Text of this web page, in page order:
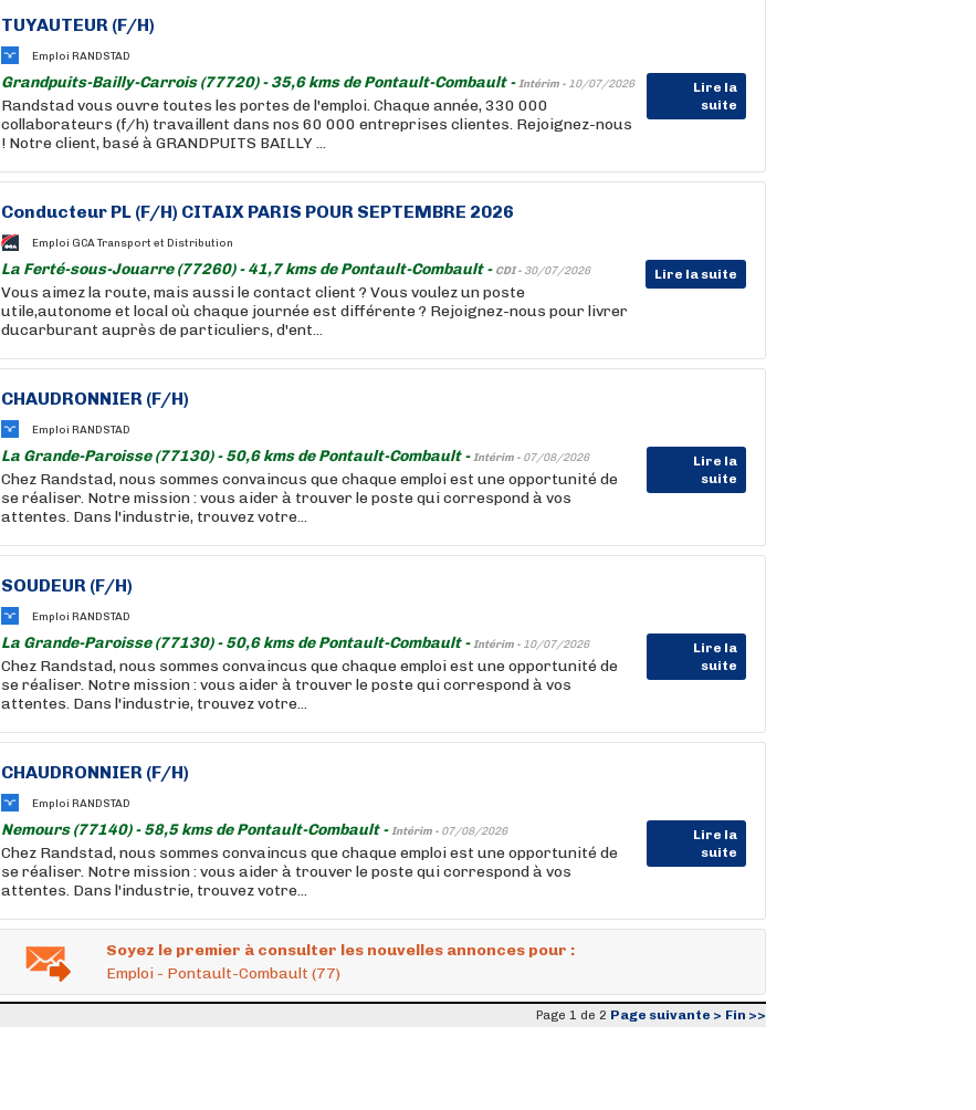
TUYAUTEUR (F/H)
Emploi RANDSTAD
Grandpuits-Bailly-Carrois (77720) - 35,6 kms de Pontault-Combault -Intérim - 10/07/2026
Lire la
suite
Randstad vous ouvre toutes les portes de l'emploi. Chaque année, 330 000
collaborateurs (f/h) travaillent dans nos 60 000 entreprises clientes. Rejoignez-nous
! Notre client, basé à GRANDPUITS BAILLY ...
Conducteur PL (F/H) CITAIX PARIS POUR SEPTEMBRE 2026
Emploi GCA Transport et Distribution
La Ferté-sous-Jouarre (77260) - 41,7 kms de Pontault-Combault - CDI - 30/07/2026 Lire la suite
Vous aimez la route, mais aussi le contact client ? Vous voulez un poste
utile,autonome et local où chaque journée est différente ? Rejoignez-nous pour livrer
ducarburant auprès de particuliers, d'ent...
CHAUDRONNIER (F/H)
Emploi RANDSTAD
La Grande-Paroisse (77130) - 50,6 kms de Pontault-Combault -Intérim - 07/08/2026
Lire la
suite
Chez Randstad, nous sommes convaincus que chaque emploi est une opportunité de
se réaliser. Notre mission : vous aider à trouver le poste qui correspond à vos
attentes. Dans l'industrie, trouvez votre...
SOUDEUR (F/H)
Emploi RANDSTAD
La Grande-Paroisse (77130) - 50,6 kms de Pontault-Combault -Intérim - 10/07/2026
Lire la
suite
Chez Randstad, nous sommes convaincus que chaque emploi est une opportunité de
se réaliser. Notre mission : vous aider à trouver le poste qui correspond à vos
attentes. Dans l'industrie, trouvez votre...
CHAUDRONNIER (F/H)
Emploi RANDSTAD
Nemours (77140) - 58,5 kms de Pontault-Combault -Intérim - 07/08/2026
Lire la
suite
Chez Randstad, nous sommes convaincus que chaque emploi est une opportunité de
se réaliser. Notre mission : vous aider à trouver le poste qui correspond à vos
attentes. Dans l'industrie, trouvez votre...
Soyez le premier à consulter les nouvelles annonces pour :
Emploi - Pontault-Combault (77)
Page 1 de 2 Page suivante > Fin >>